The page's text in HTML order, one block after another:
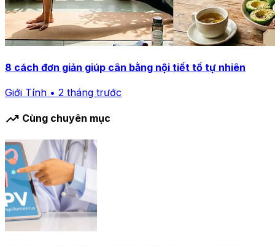
8 cách đơn giản giúp cân bằng nội tiết tố tự nhiên
Giới Tính • 2 tháng trước
trending_up Cùng chuyên mục